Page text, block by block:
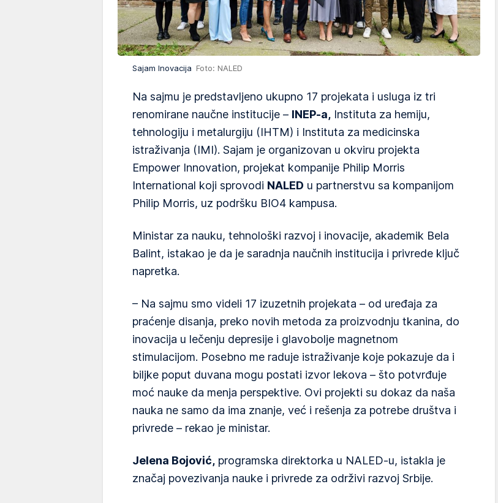
Sajam Inovacija Foto: NALED
Na sajmu je predstavljeno ukupno 17 projekata i usluga iz tri
renomirane naučne institucije – INEP-a, Instituta za hemiju,
tehnologiju i metalurgiju (IHTM) i Instituta za medicinska
istraživanja (IMI). Sajam je organizovan u okviru projekta
Empower Innovation, projekat kompanije Philip Morris
International koji sprovodi NALED u partnerstvu sa kompanijom
Philip Morris, uz podršku BIO4 kampusa.
Ministar za nauku, tehnološki razvoj i inovacije, akademik Bela
Balint, istakao je da je saradnja naučnih institucija i privrede ključ
napretka.
– Na sajmu smo videli 17 izuzetnih projekata – od uređaja za
praćenje disanja, preko novih metoda za proizvodnju tkanina, do
inovacija u lečenju depresije i glavobolje magnetnom
stimulacijom. Posebno me raduje istraživanje koje pokazuje da i
biljke poput duvana mogu postati izvor lekova – što potvrđuje
moć nauke da menja perspektive. Ovi projekti su dokaz da naša
nauka ne samo da ima znanje, već i rešenja za potrebe društva i
privrede – rekao je ministar.
Jelena Bojović, programska direktorka u NALED-u, istakla je
značaj povezivanja nauke i privrede za održivi razvoj Srbije.